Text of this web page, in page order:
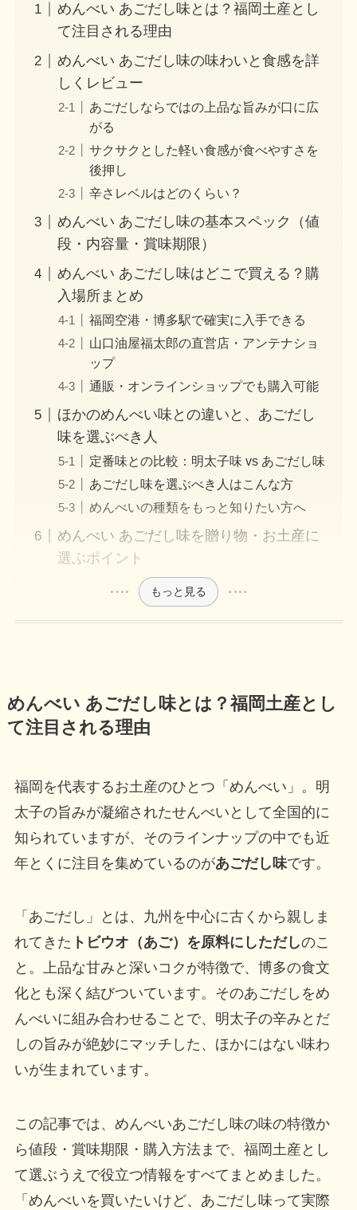
めんべい あごだし味とは？福岡土産とし
て注目される理由
めんべい あごだし味の味わいと食感を詳
しくレビュー
あごだしならではの上品な旨みが口に広
がる
サクサクとした軽い食感が食べやすさを
後押し
辛さレベルはどのくらい？
めんべい あごだし味の基本スペック（値
段・内容量・賞味期限）
めんべい あごだし味はどこで買える？購
入場所まとめ
福岡空港・博多駅で確実に入手できる
山口油屋福太郎の直営店・アンテナショ
ップ
通販・オンラインショップでも購入可能
ほかのめんべい味との違いと、あごだし
味を選ぶべき人
定番味との比較：明太子味 vs あごだし味
あごだし味を選ぶべき人はこんな方
めんべいの種類をもっと知りたい方へ
めんべい あごだし味を贈り物・お土産に
選ぶポイント
もっと見る
めんべい あごだし味とは？福岡土産とし
て注目される理由
福岡を代表するお土産のひとつ「めんべい」。明
太子の旨みが凝縮されたせんべいとして全国的に
知られていますが、そのラインナップの中でも近
年とくに注目を集めているのがあごだし味です。
「あごだし」とは、九州を中心に古くから親しま
れてきた トビウオ（あご）を原料にしただしのこ
と。上品な甘みと深いコクが特徴で、博多の食文
化とも深く結びついています。そのあごだしをめ
んべいに組み合わせることで、明太子の辛みとだ
しの旨みが絶妙にマッチした、ほかにはない味わ
いが生まれています。
この記事では、めんべいあごだし味の味の特徴か
ら値段・賞味期限・購入方法まで、福岡土産とし
て選ぶうえで役立つ情報をすべてまとめました。
「めんべいを買いたいけど、あごだし味って実際